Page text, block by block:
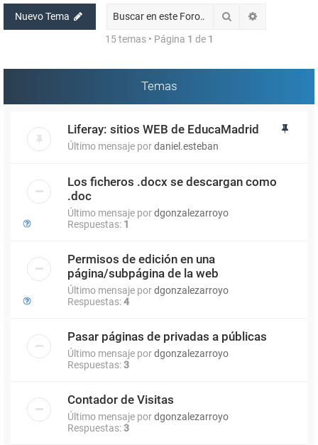
Nuevo Tema Buscar
15 temas • Página 1 de 1
Temas
Liferay: sitios WEB de EducaMadrid
Último mensaje pordaniel.esteban
Los ficheros .docx se descargan como
.doc
Último mensaje pordgonzalezarroyo
Respuestas: 1
Permisos de edición en una
página/subpágina de la web
Último mensaje pordgonzalezarroyo
Respuestas:4
Pasar páginas de privadas a públicas
Último mensaje pordgonzalezarroyo
Respuestas:3
Contador de Visitas
Último mensaje pordgonzalezarroyo
Respuestas:3